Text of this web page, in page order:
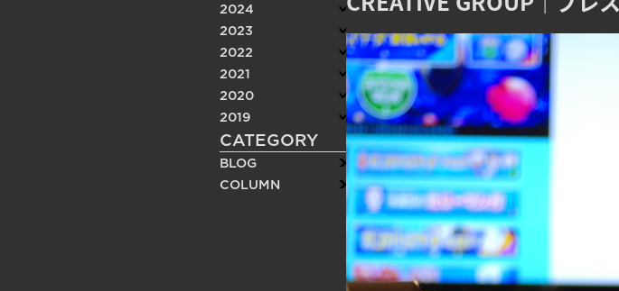
2024
2023
2022
2021
2020
2019
CATEGORY
BLOG
COLUMN